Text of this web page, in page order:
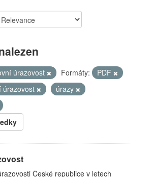
úrazovost Formáty:
PDF
úrazovost
úrazy
České republice v letech